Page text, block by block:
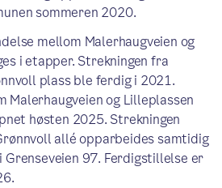
sommeren 2020.
mellom Malerhaugveien og
i etapper. Strekningen fra
plass ble ferdig i 2021.
Malerhaugveien og Lilleplassen
høsten 2025. Strekningen
allé opparbeides samtidig
97. Ferdigstillelse er